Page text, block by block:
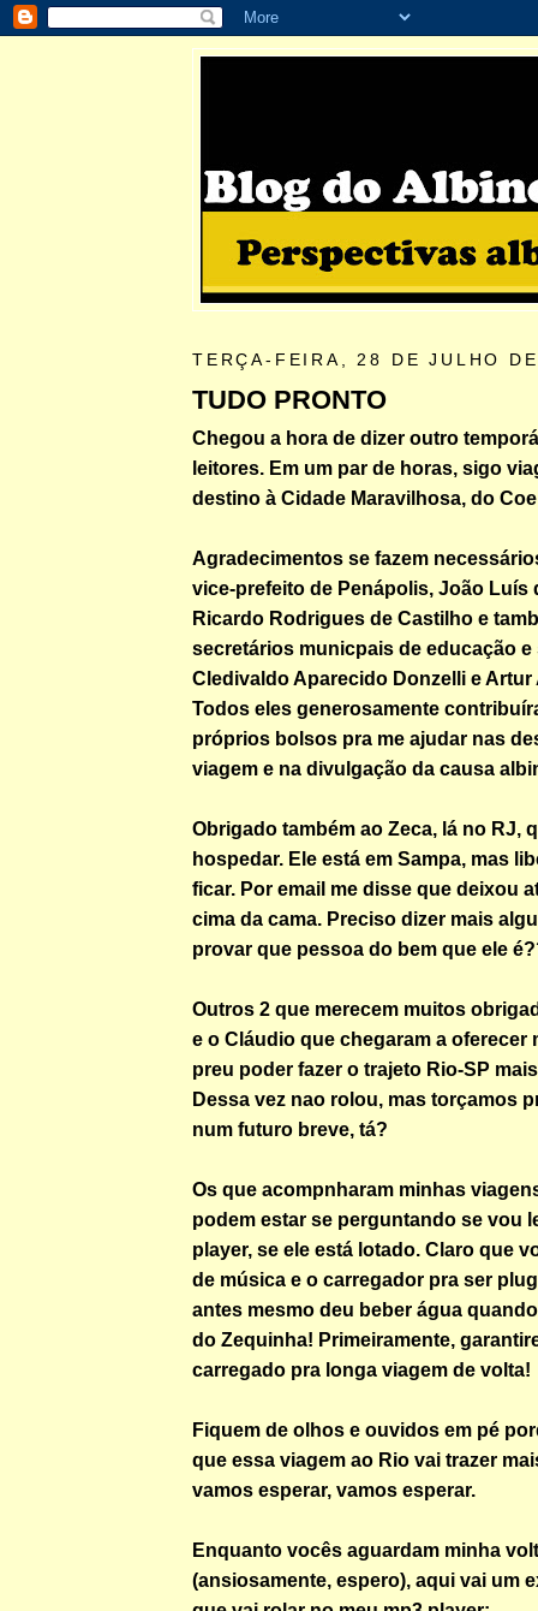
TERÇA-FEIRA, 28 DE JULHO
TUDO PRONTO
Chegou a hora de dizer outro
leitores. Em um par de horas, sigo
destino à Cidade Maravilhosa, do
Agradecimentos se fazem
vice-prefeito de Penápolis, João Luís
Ricardo Rodrigues de Castilho e
secretários municpais de educação e
Cledivaldo Aparecido Donzelli e Artur
Todos eles generosamente
próprios bolsos pra me ajudar nas
viagem e na divulgação da causa
Obrigado também ao Zeca, lá no RJ,
hospedar. Ele está em Sampa, mas
ficar. Por email me disse que deixou
cima da cama. Preciso dizer mais
provar que pessoa do bem que ele
Outros 2 que merecem muitos
e o Cláudio que chegaram a oferecer
preu poder fazer o trajeto Rio-SP
Dessa vez nao rolou, mas torçamos
num futuro breve, tá?
Os que acompnharam minhas
podem estar se perguntando se vou
player, se ele está lotado. Claro que
de música e o carregador pra ser
antes mesmo deu beber água
do Zequinha! Primeiramente,
carregado pra longa viagem de volta!
Fiquem de olhos e ouvidos em pé
que essa viagem ao Rio vai trazer
vamos esperar, vamos esperar.
Enquanto vocês aguardam minha
(ansiosamente, espero), aqui vai um